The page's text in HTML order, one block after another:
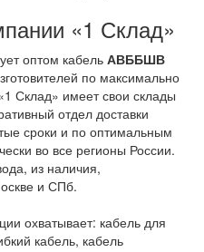
«1 Склад»
оптом кабель АВББШВ
по максимально
Склад» имеет свои склады
отдел доставки
сроки и по оптимальным
во все регионы России.
из наличия,
и СПб.
охватывает: кабель для
кабель, кабель